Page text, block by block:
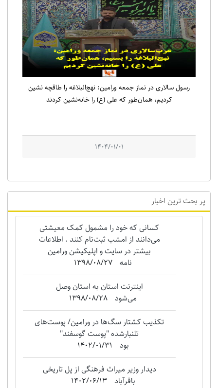
رسول سالاری در نماز جمعه ورامین: نهج‌البلاغه را طاقچه نشین
کردیم، همان‌طور که علی (ع) را خانه‌نشین کردند
1404/01/01
پر بحث ترین اخبار
کسانی که خود را مشمول کمک معیشتی
می‌دانند از امشب ثبت‌نام کنند . اطلاعات
بیشتر در سایت و اپلیکیشن ورامین
نامه 1398/08/27
اینترنت استان به استان وصل
می‌شود
1398/08/28
تکذیب کشتار سگ‌ها در ورامین/ پوست‌های
تلنبارشده "‌پوست گوسفند"
بود
1402/01/31
دیدار وزیر میراث فرهنگی از پل تاریخی
باقرآباد
1402/06/13